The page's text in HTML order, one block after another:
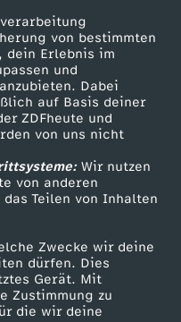
von bestimmten
dein Erlebnis im
und
Dabei
auf Basis deiner
ZDFheute und
von uns nicht
Wir nutzen
von anderen
Teilen von Inhalten
Zwecke wir deine
dürfen. Dies
Gerät. Mit
Zustimmung zu
die wir deine